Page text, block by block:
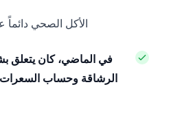
الأكل الصحي
في الماضي، كان يتعلق
الرشاقة وحساب السعرات